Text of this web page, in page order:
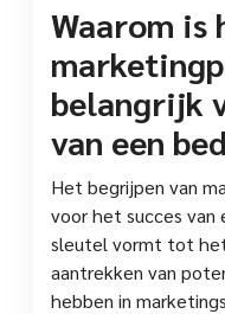
Waarom is
belangrijk
van een
Het begrijpen van
voor het succes
sleutel vormt tot
aantrekken van
hebben in